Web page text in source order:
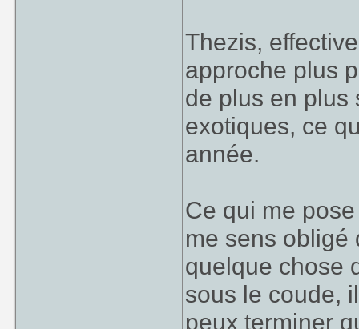
Thezis,
approche plus
de plus en plus
exotiques, ce
année.
Ce qui me
me sens obligé
quelque chose
sous le coude,
peux terminer